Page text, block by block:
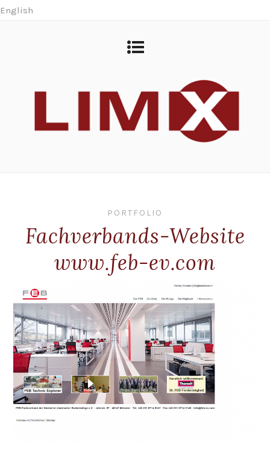
English
PORTFOLIO
Fachverbands-Website
www.feb-ev.com